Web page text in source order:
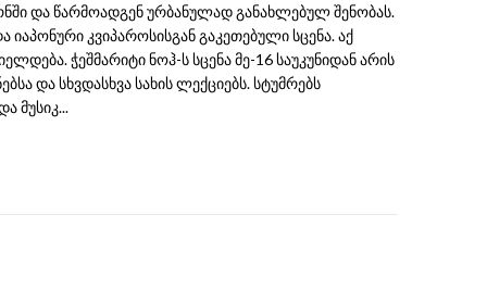
და წარმოადგენ ურბანულად განახლებულ შენობას.
იაპონური კვიპაროსისგან გაკეთებული სცენა. აქ
ჭეშმარიტი ნოჰ-ს სცენა მე-16 საუკუნიდან არის
და სხვდასხვა სახის ლექციებს. სტუმრებს
მუსიკ...